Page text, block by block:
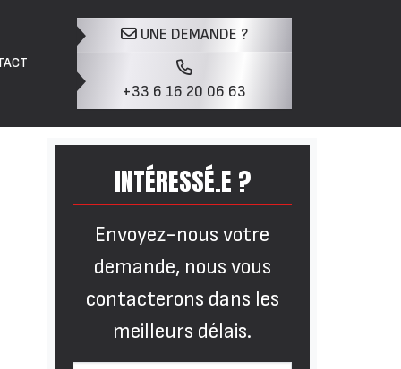
UNE DEMANDE ?
+33 6 16 20 06 63
INTÉRESSÉ.E ?
Envoyez-nous votre
demande, nous vous
contacterons dans les
meilleurs délais.